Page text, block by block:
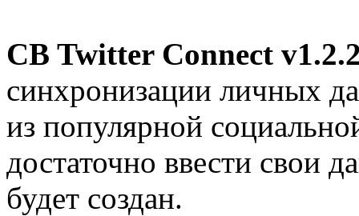
CB Twitter Connect
синхронизации личных
из популярной
достаточно ввести свои
будет создан.